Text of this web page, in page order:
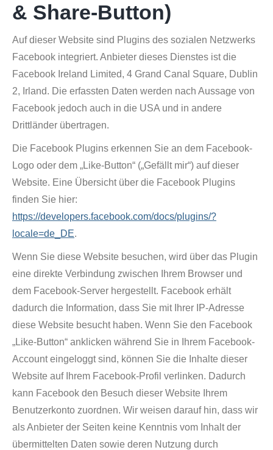
& Share-Button)
Auf dieser Website sind Plugins des sozialen Netzwerks
Facebook integriert. Anbieter dieses Dienstes ist die
Facebook Ireland Limited, 4 Grand Canal Square, Dublin
2, Irland. Die erfassten Daten werden nach Aussage von
Facebook jedoch auch in die USA und in andere
Drittländer übertragen.
Die Facebook Plugins erkennen Sie an dem Facebook-
Logo oder dem „Like-Button“ („Gefällt mir“) auf dieser
Website. Eine Übersicht über die Facebook Plugins
finden Sie hier:
https://developers.facebook.com/docs/plugins/?
locale=de_DE.
Wenn Sie diese Website besuchen, wird über das Plugin
eine direkte Verbindung zwischen Ihrem Browser und
dem Facebook-Server hergestellt. Facebook erhält
dadurch die Information, dass Sie mit Ihrer IP-Adresse
diese Website besucht haben. Wenn Sie den Facebook
„Like-Button“ anklicken während Sie in Ihrem Facebook-
Account eingeloggt sind, können Sie die Inhalte dieser
Website auf Ihrem Facebook-Profil verlinken. Dadurch
kann Facebook den Besuch dieser Website Ihrem
Benutzerkonto zuordnen. Wir weisen darauf hin, dass wir
als Anbieter der Seiten keine Kenntnis vom Inhalt der
übermittelten Daten sowie deren Nutzung durch